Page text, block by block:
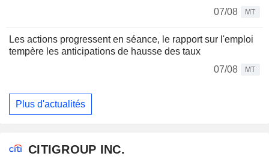
07/08
MT
Les actions progressent en séance, le rapport sur l'emploi
tempère les anticipations de hausse des taux
07/08
MT
Plus d'actualités
CITIGROUP INC.